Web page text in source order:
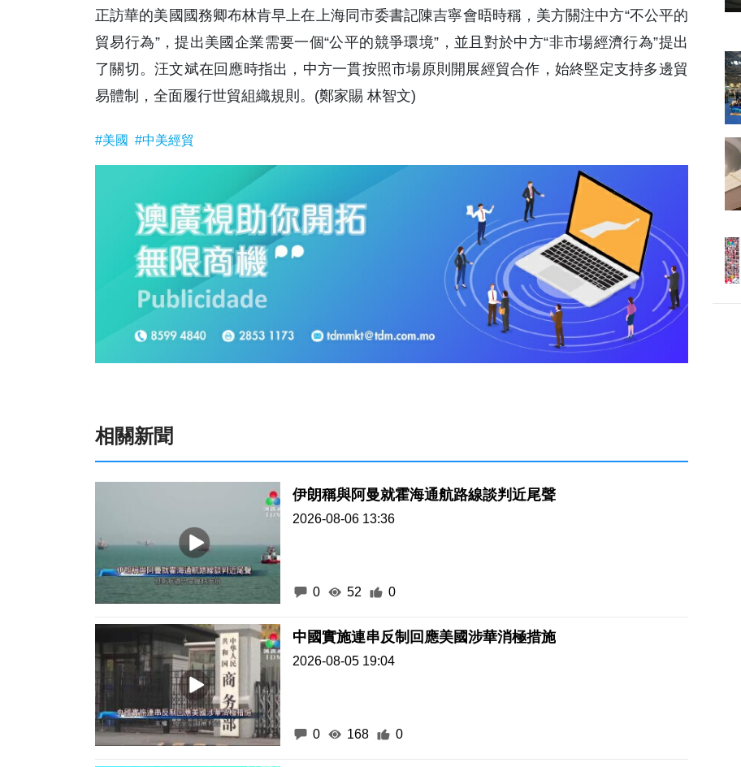
正訪華的美國國務卿布林肯早上在上海同市委書記陳吉寧會晤時稱，美方關注中方“不公平的
貿易行為”，提出美國企業需要一個“公平的競爭環境”，並且對於中方“非市場經濟行為”提出
了關切。汪文斌在回應時指出，中方一貫按照市場原則開展經貿合作，始終堅定支持多邊貿
易體制，全面履行世貿組織規則。(鄭家賜 林智文)
#美國 #中美經貿
相關新聞
伊朗稱與阿曼就霍海通航路線談判近尾聲
2026-08-06 13:36
0 52 0
中國實施連串反制回應美國涉華消極措施
2026-08-05 19:04
0 168 0